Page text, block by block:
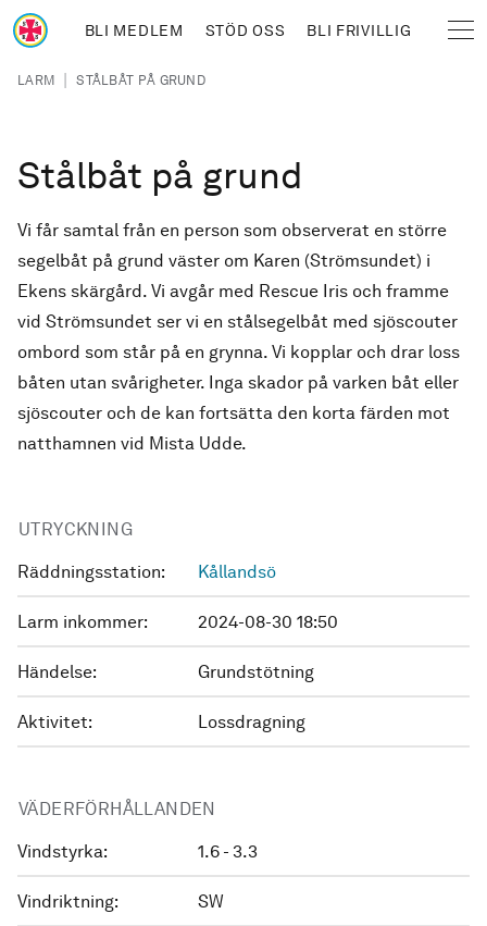
Hoppa till huvudinnehåll
BLI MEDLEM STÖD OSS BLI FRIVILLIG
Länkstig
LARM | STÅLBÅT PÅ GRUND
Stålbåt på grund
Vi får samtal från en person som observerat en större
segelbåt på grund väster om Karen (Strömsundet) i
Ekens skärgård. Vi avgår med Rescue Iris och framme
vid Strömsundet ser vi en stålsegelbåt med sjöscouter
ombord som står på en grynna. Vi kopplar och drar loss
båten utan svårigheter. Inga skador på varken båt eller
sjöscouter och de kan fortsätta den korta färden mot
natthamnen vid Mista Udde.
UTRYCKNING
Räddningsstation: Kållandsö
Larm inkommer: 2024-08-30 18:50
Händelse: Grundstötning
Aktivitet: Lossdragning
VÄDERFÖRHÅLLANDEN
Vindstyrka: 1.6 - 3.3
Vindriktning: SW